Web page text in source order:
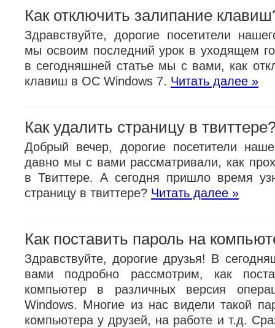
Как отключить залипание
Здравствуйте, дорогие посетители
мы освоим последний урок в уходящем
в сегодняшней статье мы с вами, как
клавиш в ОС Windows 7. Читать далее »
Как удалить страницу в
Добрый вечер, дорогие посетители
давно мы с вами рассматривали, как
в Твиттере. А сегодня пришло время
страницу в твиттере? Читать далее »
Как поставить пароль на
Здравствуйте, дорогие друзья! В
вами подробно рассмотрим, как
компьютер в различных версия
Windows. Многие из нас видели такой
компьютера у друзей, на работе и т.д.